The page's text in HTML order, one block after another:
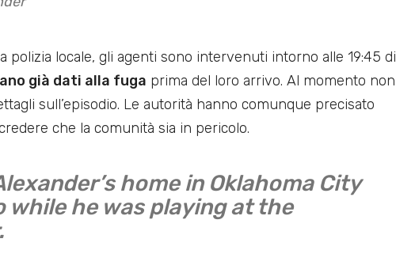
polizia locale, gli agenti sono intervenuti intorno alle 19:45 di
già dati alla fuga prima del loro arrivo. Al momento non
sull’episodio. Le autorità hanno comunque precisato
che la comunità sia in pericolo.
home in Oklahoma City
while he was playing at the